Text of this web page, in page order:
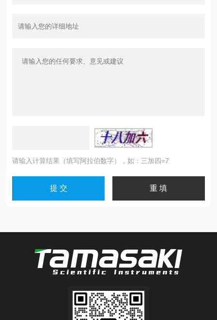
请输入计算结果（填写阿拉伯数字），如：三加四=7